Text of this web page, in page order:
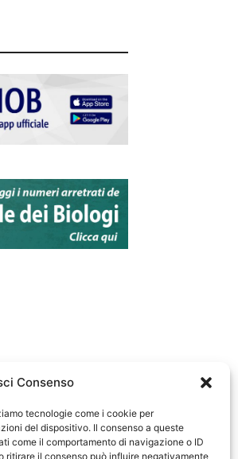
Consenso
tecnologie come i cookie per
del dispositivo. Il consenso a queste
come il comportamento di navigazione o ID
ritirare il consenso può influire negativamente